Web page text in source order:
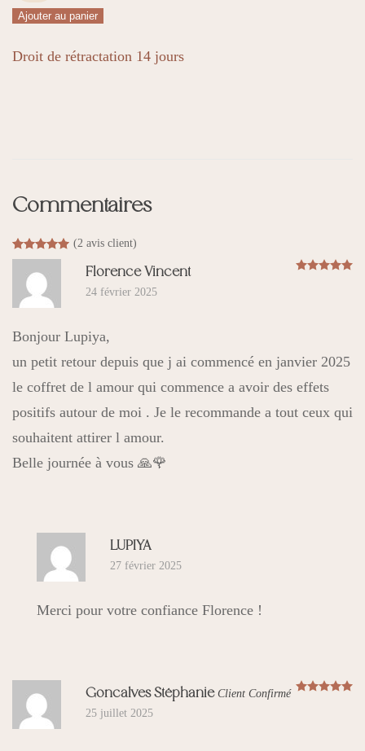
Coffret
Amour
Ajouter au panier
Droit de rétractation 14 jours
Commentaires
Noté5.00sur 5 basé sur
2(2 avis client)
Florence Vincent
24 février 2025
Bonjour Lupiya,
un petit retour depuis que j ai commencé en janvier 2025
le coffret de l amour qui commence a avoir des effets
positifs autour de moi . Je le recommande a tout ceux qui
souhaitent attirer l amour.
Belle journée à vous 🙏🌹
LUPIYA
27 février 2025
Merci pour votre confiance Florence !
Goncalves Stéphanie Client Confirmé
25 juillet 2025